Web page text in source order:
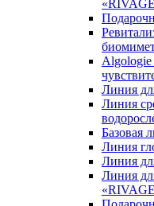
Algologie
Линия
Линия
Базовая
Линия
Линия
Линия